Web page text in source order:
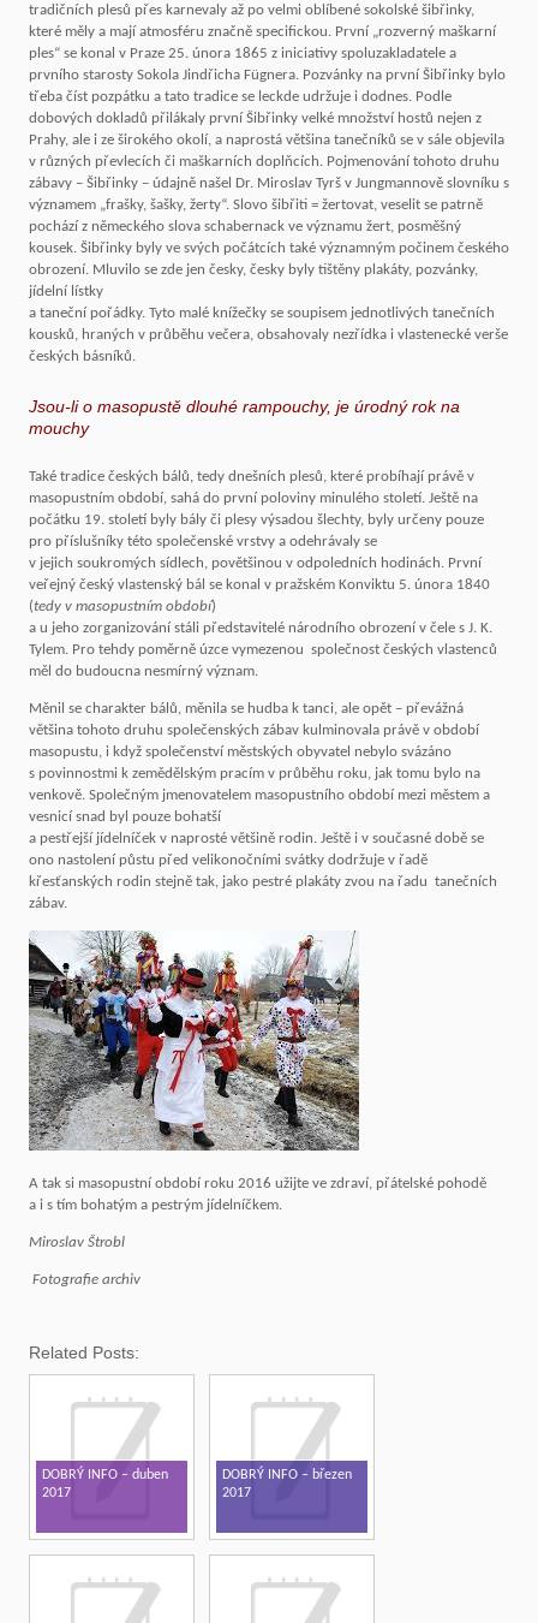
tradičních plesů přes karnevaly až po velmi oblíbené sokolské šibřinky,
které měly a mají atmosféru značně specifickou. První „rozverný maškarní
ples“ se konal v Praze 25. února 1865 z iniciativy spoluzakladatele a
prvního starosty Sokola Jindřicha Fügnera. Pozvánky na první Šibřinky bylo
třeba číst pozpátku a tato tradice se leckde udržuje i dodnes. Podle
dobových dokladů přilákaly první Šibřinky velké množství hostů nejen z
Prahy, ale i ze širokého okolí, a naprostá většina tanečníků se v sále objevila
v různých převlecích či maškarních doplňcích. Pojmenování tohoto druhu
zábavy – Šibřinky – údajně našel Dr. Miroslav Tyrš v Jungmannově slovníku s
významem „frašky, šašky, žerty“. Slovo šibřiti = žertovat, veselit se patrně
pochází z německého slova schabernack ve významu žert, posměšný
kousek. Šibřinky byly ve svých počátcích také významným počinem českého
obrození. Mluvilo se zde jen česky, česky byly tištěny plakáty, pozvánky,
jídelní lístky
a taneční pořádky. Tyto malé knížečky se soupisem jednotlivých tanečních
kousků, hraných v průběhu večera, obsahovaly nezřídka i vlastenecké verše
českých básníků.
Jsou-li o masopustě dlouhé rampouchy, je úrodný rok na
mouchy
Také tradice českých bálů, tedy dnešních plesů, které probíhají právě v
masopustním období, sahá do první poloviny minulého století. Ještě na
počátku 19. století byly bály či plesy výsadou šlechty, byly určeny pouze
pro příslušníky této společenské vrstvy a odehrávaly se
v jejich soukromých sídlech, povětšinou v odpoledních hodinách. První
veřejný český vlastenský bál se konal v pražském Konviktu 5. února 1840
(tedy v masopustním období)
a u jeho zorganizování stáli představitelé národního obrození v čele s J. K.
Tylem. Pro tehdy poměrně úzce vymezenou společnost českých vlastenců
měl do budoucna nesmírný význam.
Měnil se charakter bálů, měnila se hudba k tanci, ale opět – převážná
většina tohoto druhu společenských zábav kulminovala právě v období
masopustu, i když společenství městských obyvatel nebylo svázáno
s povinnostmi k zemědělským pracím v průběhu roku, jak tomu bylo na
venkově. Společným jmenovatelem masopustního období mezi městem a
vesnicí snad byl pouze bohatší
a pestřejší jídelníček v naprosté většině rodin. Ještě i v současné době se
ono nastolení půstu před velikonočními svátky dodržuje v řadě
křesťanských rodin stejně tak, jako pestré plakáty zvou na řadu tanečních
zábav.
A tak si masopustní období roku 2016 užijte ve zdraví, přátelské pohodě
a i s tím bohatým a pestrým jídelníčkem.
Miroslav Štrobl
Fotografie archiv
Related Posts:
DOBRÝ INFO – duben
2017
DOBRÝ INFO – březen
2017